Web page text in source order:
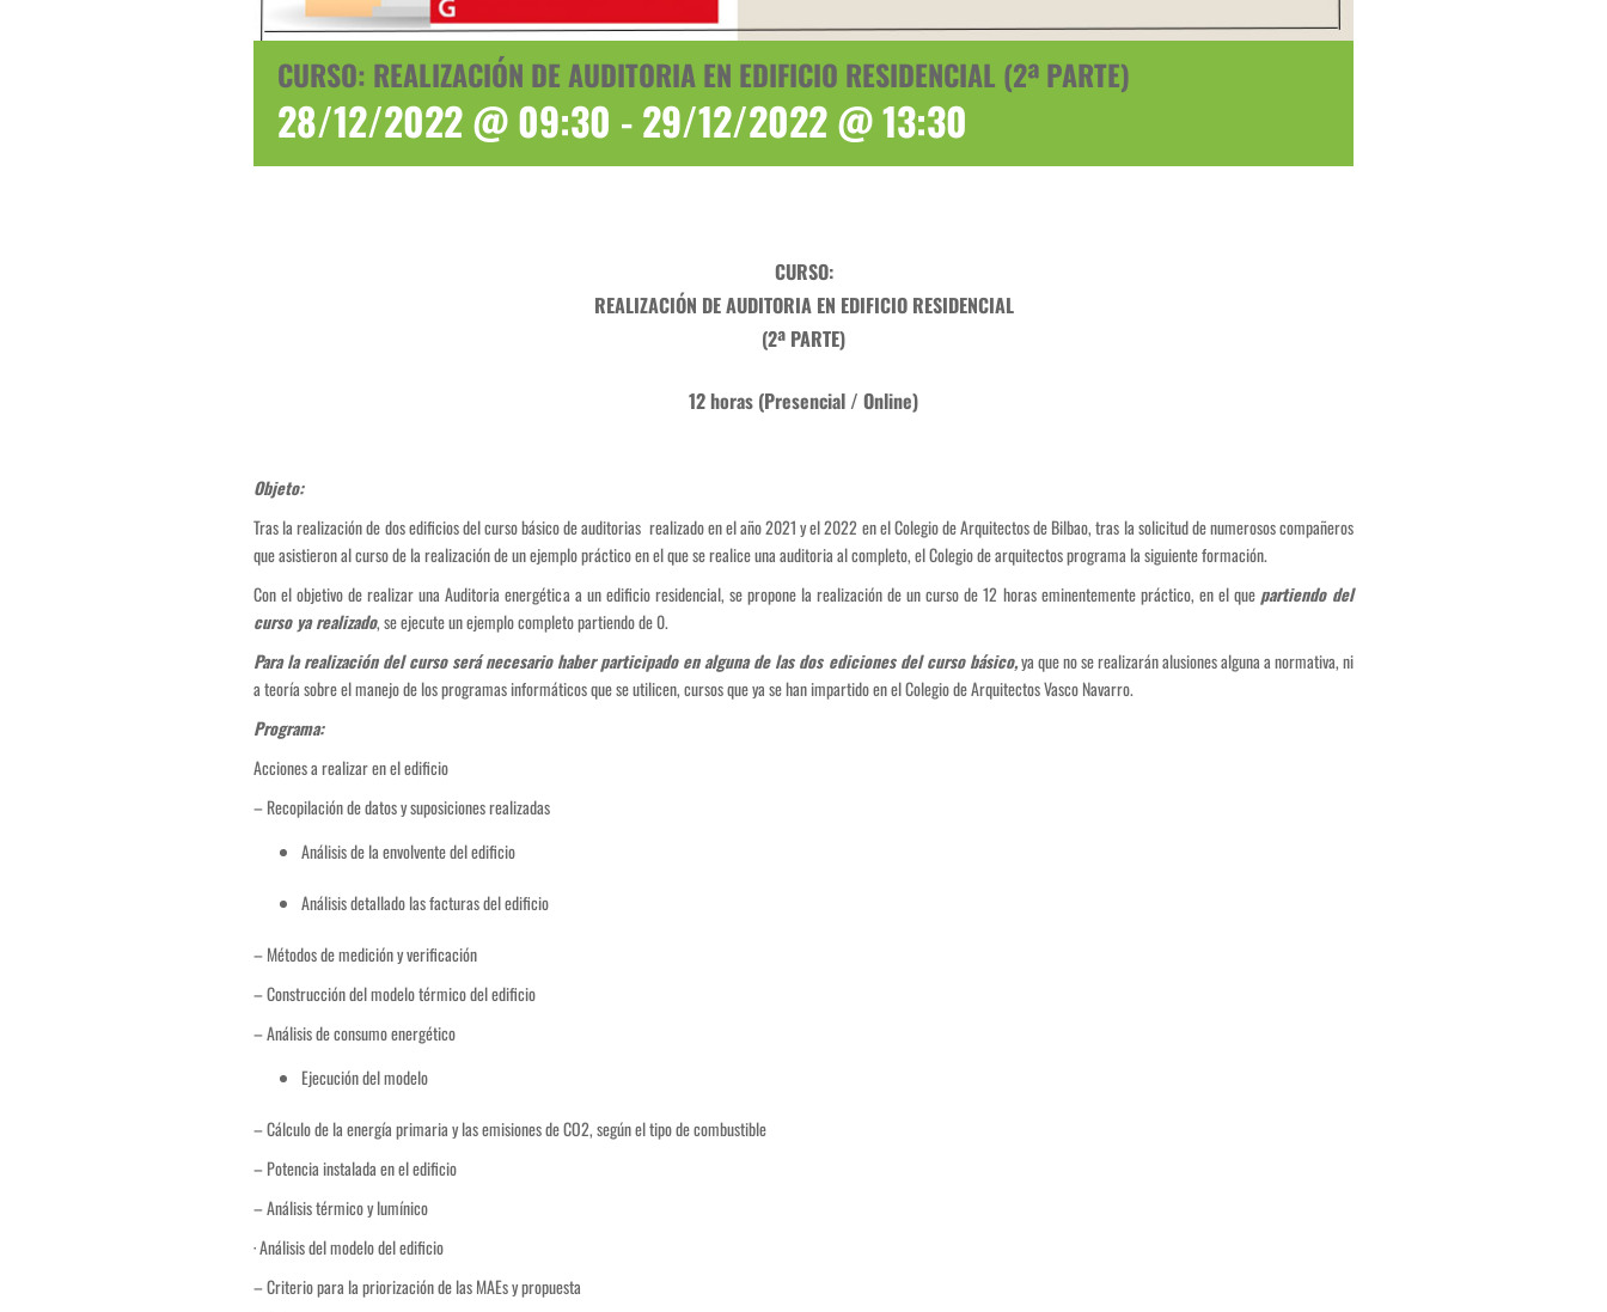
CURSO: REALIZACIÓN DE AUDITORIA EN EDIFICIO RESIDENCIAL (2ª PARTE)
28/12/2022 @ 09:30 -29/12/2022 @ 13:30
CURSO:
REALIZACIÓN DE AUDITORIA EN EDIFICIO RESIDENCIAL
(2ª PARTE)
12 horas (Presencial / Online)
Objeto:
Tras la realización de dos edificios del curso básico de auditorias realizado en el año 2021 y el 2022 en el Colegio de Arquitectos de Bilbao, tras la solicitud de numerosos compañeros
que asistieron al curso de la realización de un ejemplo práctico en el que se realice una auditoria al completo, el Colegio de arquitectos programa la siguiente formación.
Con el objetivo de realizar una Auditoria energética a un edificio residencial, se propone la realización de un curso de 12 horas eminentemente práctico, en el quepartiendo del
curso ya realizado, se ejecute un ejemplo completo partiendo de 0.
Para la realización del curso será necesario haber participado en alguna de las dos ediciones del curso básico,ya que no se realizarán alusiones alguna a normativa, ni
a teoría sobre el manejo de los programas informáticos que se utilicen, cursos que ya se han impartido en el Colegio de Arquitectos Vasco Navarro.
Programa:
Acciones a realizar en el edificio
– Recopilación de datos y suposiciones realizadas
Análisis de la envolvente del edificio
Análisis detallado las facturas del edificio
– Métodos de medición y verificación
– Construcción del modelo térmico del edificio
– Análisis de consumo energético
Ejecución del modelo
– Cálculo de la energía primaria y las emisiones de CO2, según el tipo de combustible
– Potencia instalada en el edificio
– Análisis térmico y lumínico
· Análisis del modelo del edificio
– Criterio para la priorización de las MAEs y propuesta